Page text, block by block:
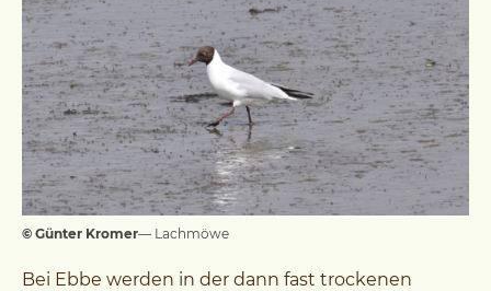
© Günter Kromer— Lachmöwe
Bei Ebbe werden in der dann fast trockenen